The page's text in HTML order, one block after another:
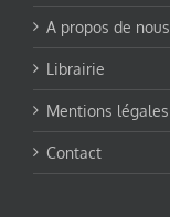
A propos de nous
Librairie
Mentions légales
Contact